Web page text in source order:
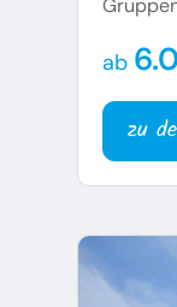
ab
zu